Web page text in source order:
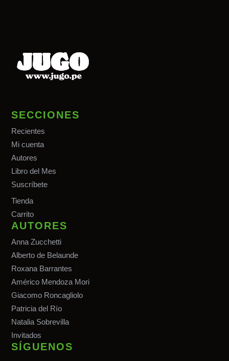
SECCIONES
Recientes
Mi cuenta
Autores
Libro del Mes
Suscríbete
Tienda
Carrito
AUTORES
Anna Zucchetti
Alberto de Belaunde
Roxana Barrantes
Américo Mendoza Mori
Giacomo Roncagliolo
Patricia del Río
Natalia Sobrevilla
Invitados
SÍGUENOS